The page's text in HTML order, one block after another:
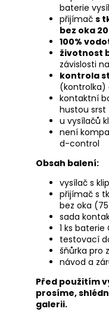
baterie
přijímač s
bez oka
100%
životnost
závislosti
kontrola
(kontrolka)
kontaktní
hustou srst
u vysílačů
není
d-control
Obsah balení:
vysílač s
přijímač s
bez oka
sada
1 ks baterie
testovací
šňůrka pro
návod a
Před použitím
prosíme,
galerii.